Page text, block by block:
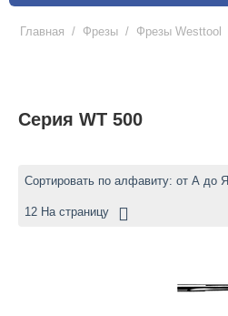
Главная / Фрезы / Фрезы Westtool
Серия WT 500
Сортировать по алфавиту: от А до Я
12 На страницу